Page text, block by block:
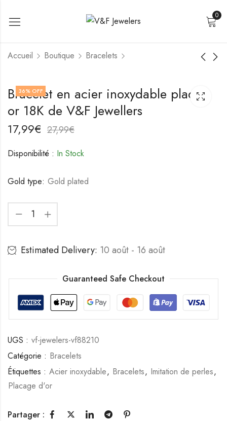
0
Accueil Boutique Bracelets
Bracelet en acier
inoxydable plaqué or
18K de V&F Jewellers
21,99
Bracelet en acier
inoxydable de V&F
36% OFF
Bracelet en acier inoxydable plaqué
or 18K de V&F Jewellers
17,99€ 27,99€
Disponibilité : In Stock
Gold type: Gold plated
Estimated Delivery: 10 août - 16 août
Guaranteed Safe Checkout
UGS : vf-jewelers-vf88210
Catégorie : Bracelets
Étiquettes : Acier inoxydable, Bracelets, Imitation de perles,
Placage d'or
Partager :